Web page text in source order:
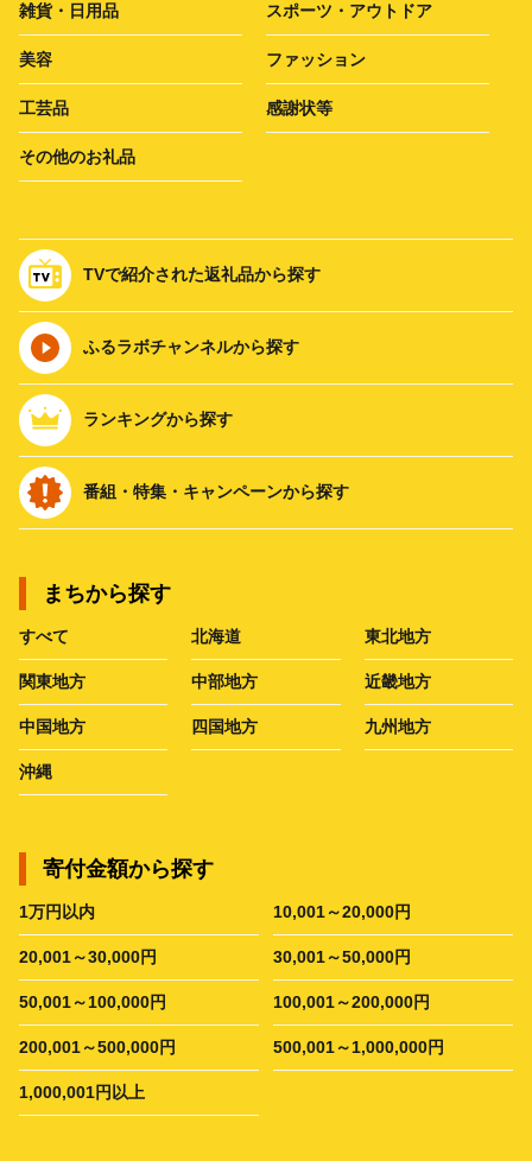
雑貨・日用品 スポーツ・アウトドア
美容 ファッション
工芸品 感謝状等
その他のお礼品
TVで紹介された返礼品から探す
ふるラボチャンネルから探す
ランキングから探す
番組・特集・キャンペーンから探す
まちから探す
すべて 北海道 東北地方
関東地方 中部地方 近畿地方
中国地方 四国地方 九州地方
沖縄
寄付金額から探す
1万円以内 10,001～20,000円
20,001～30,000円 30,001～50,000円
50,001～100,000円 100,001～200,000円
200,001～500,000円 500,001～1,000,000円
1,000,001円以上